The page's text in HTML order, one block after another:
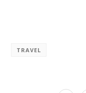
TRAVEL